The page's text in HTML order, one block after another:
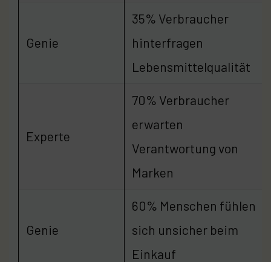
Genie
35% Verbraucher
hinterfragen
Lebensmittelqualität
Experte
70% Verbraucher
erwarten
Verantwortung von
Marken
Genie
60% Menschen fühlen
sich unsicher beim
Einkauf